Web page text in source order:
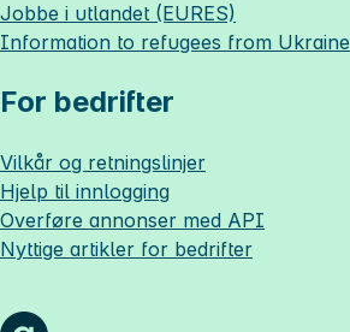
Jobbe i utlandet (EURES)
Information to refugees from Ukraine
For bedrifter
Vilkår og retningslinjer
Hjelp til innlogging
Overføre annonser med API
Nyttige artikler for bedrifter